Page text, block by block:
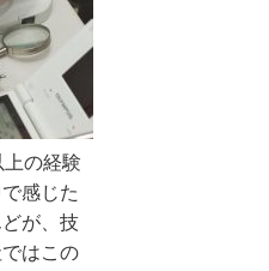
の経験
感じた
が、技
はこの